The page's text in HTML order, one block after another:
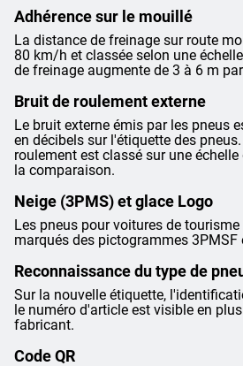
Adhérence sur le mouillé
La distance de freinage sur route
80 km/h et classée selon une
de freinage augmente de 3 à 6 m
Bruit de roulement externe
Le bruit externe émis par les pneus
en décibels sur l'étiquette des
roulement est classé sur une
la comparaison.
Neige (3PMS) et glace Logo
Les pneus pour voitures de
marqués des pictogrammes 3PMSF
Reconnaissance du type de
Sur la nouvelle étiquette,
le numéro d'article est visible en
fabricant.
Code QR